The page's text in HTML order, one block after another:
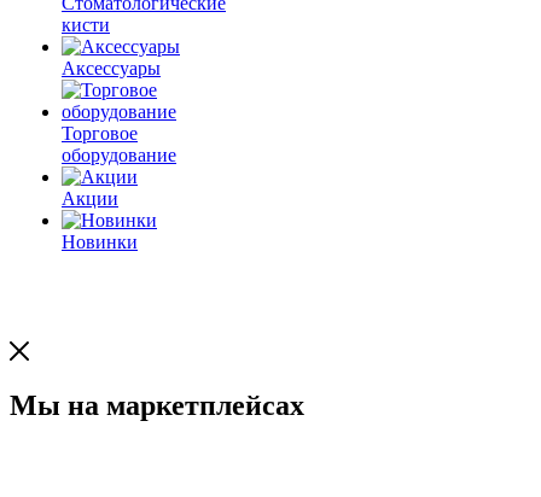
кисти
Аксессуары
Торговое
оборудование
Акции
Новинки
Мы на маркетплейсах